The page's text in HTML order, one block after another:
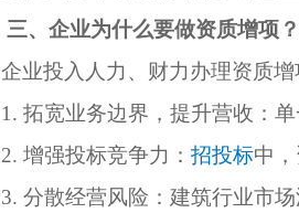
三、企业为什么要做资质增项
企业投入人力、财力办理资质
1. 拓宽业务边界，提升营收：
2. 增强投标竞争力： 招投标中
3. 分散经营风险：建筑行业市